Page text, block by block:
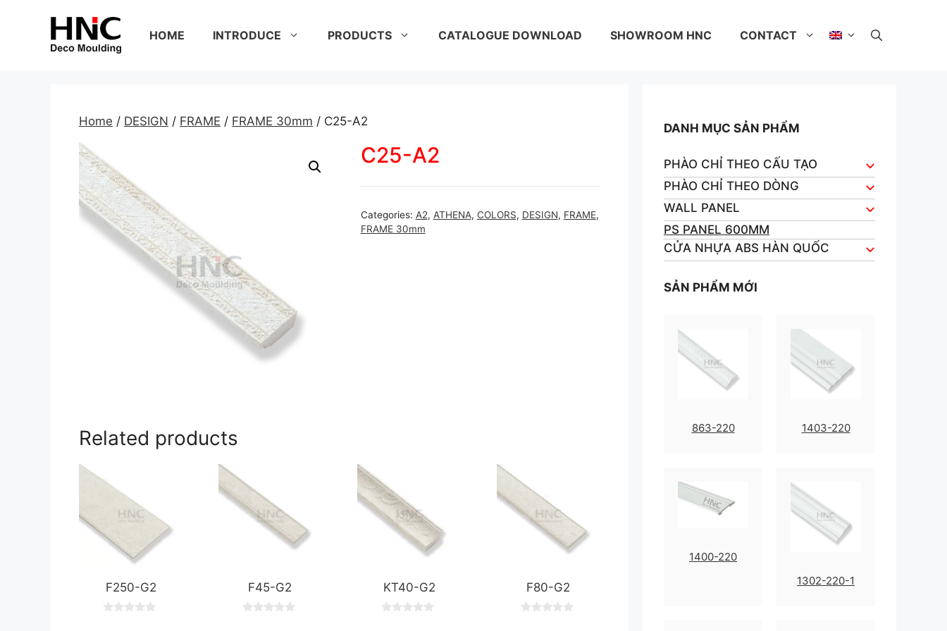
HOME INTRODUCE PRODUCTS CATALOGUE DOWNLOAD SHOWROOM HNC CONTACT
Home / DESIGN / FRAME / FRAME 30mm / C25-A2
C25-A2
Categories: A2, ATHENA, COLORS, DESIGN, FRAME,
FRAME 30mm
Related products
F250-G2 F45-G2 KT40-G2 F80-G2
DANH MỤC SẢN PHẨM
PHÀO CHỈ THEO CẤU TẠO
PHÀO CHỈ THEO DÒNG
WALL PANEL
PS PANEL 600MM
CỬA NHỰA ABS HÀN QUỐC
SẢN PHẨM MỚI
863-220 1403-220
1400-220
1302-220-1